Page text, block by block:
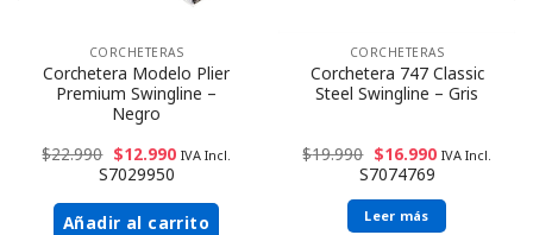
CORCHETERAS
Corchetera Modelo Plier
Premium Swingline –
Negro
$22.990 $12.990 IVA Incl.
S7029950
Añadir al carrito
CORCHETERAS
Corchetera 747 Classic
Steel Swingline – Gris
$19.990 $16.990 IVA Incl.
S7074769
Leer más